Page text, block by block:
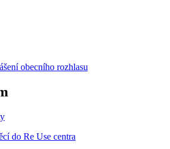
obecního rozhlasu
do Re Use centra